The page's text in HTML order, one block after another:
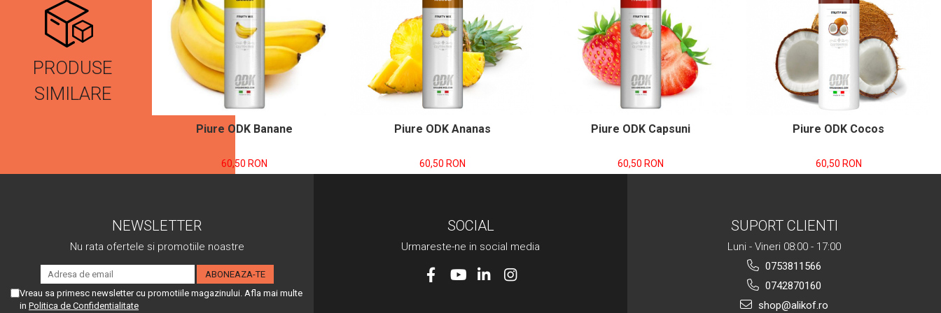
PRODUSE
SIMILARE
Piure ODK Banane
60,50 RON
Piure ODK Ananas
60,50 RON
Piure ODK Capsuni
60,50 RON
Piure ODK Cocos
60,50 RON
NEWSLETTER
Nu rata ofertele si promotiile noastre
Vreau sa primesc newsletter cu promotiile magazinului. Afla mai multe
in Politica de Confidentialitate
SOCIAL
Urmareste-ne in social media
SUPORT CLIENTI
Luni - Vineri 08:00 - 17:00
0753811566
0742870160
shop@alikof.ro